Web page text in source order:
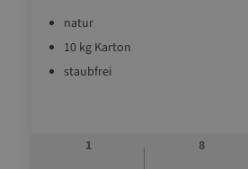
natur
10 kg Karton
staubfrei
1 8